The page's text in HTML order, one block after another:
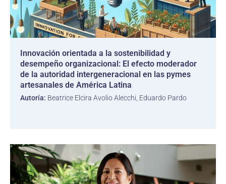
Innovación orientada a la sostenibilidad y
desempeño organizacional: El efecto moderador
de la autoridad intergeneracional en las pymes
artesanales de América Latina
Autoría: Beatrice Elcira Avolio Alecchi, Eduardo Pardo